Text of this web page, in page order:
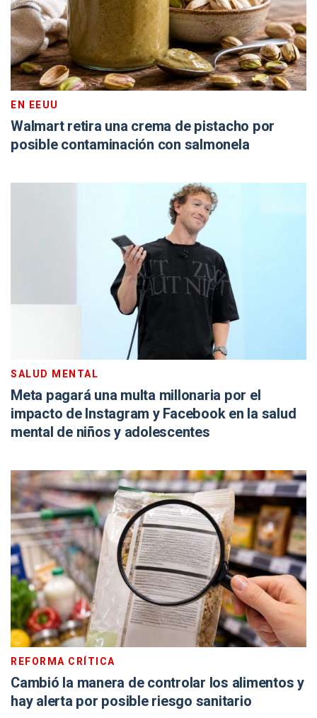
EN EEUU
Walmart retira una crema de pistacho por
posible contaminación con salmonela
SALUD MENTAL
Meta pagará una multa millonaria por el
impacto de Instagram y Facebook en la salud
mental de niños y adolescentes
REFORMA CRÍTICA
Cambió la manera de controlar los alimentos y
hay alerta por posible riesgo sanitario